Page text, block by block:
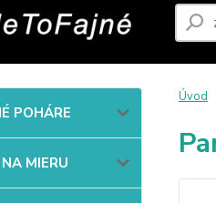
POHÁRE
MIERU
Úvod